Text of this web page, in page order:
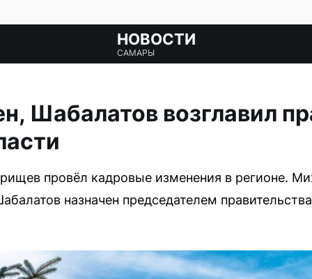
НОВОСТИ
САМАРЫ
Шабалатов возглавил
провёл кадровые изменения в регионе.
назначен председателем